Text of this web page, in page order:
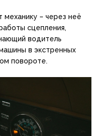
механику – через неё
сцепления,
водитель
в экстренных
повороте.